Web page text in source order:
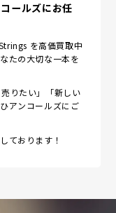
ールズにお任
を高価買取中
たの大切な一本を
りたい」「新しい
アンコールズにご
ております！